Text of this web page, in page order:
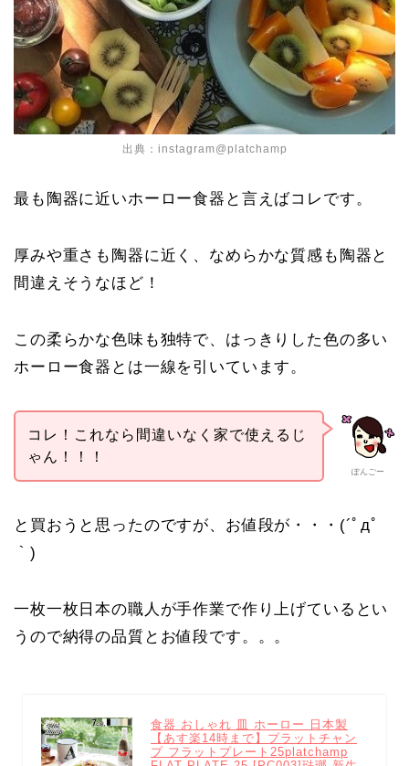
出典： instagram@platchamp
最も陶器に近いホーロー食器と言えばコレです。
厚みや重さも陶器に近く、なめらかな質感も陶器と
間違えそうなほど！
この柔らかな色味も独特で、はっきりした色の多い
ホーロー食器とは一線を引いています。
ぽんごー
コレ！これなら間違いなく家で使えるじ
ゃん！！！
と買おうと思ったのですが、お値段が・・・(´ﾟдﾟ
｀)
一枚一枚日本の職人が手作業で作り上げているとい
うので納得の品質とお値段です。。。
食器 おしゃれ 皿 ホーロー 日本製
【あす楽14時まで】プラットチャン
プ フラットプレート25platchamp